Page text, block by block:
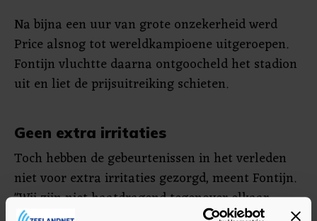
Na bijna een uur van grote onzekerheid werd
Price alsnog tot wereldkampioene uitgeroepen.
Fontijn vluchtte daarna ontgoocheld het stadion
uit en liet de prijsuitreiking schieten.
Geen extra irritaties
Toch hebben de gebeurtenissen in het verleden
niet voor extra irritaties gezorgd, meent Fontijn.
"Wij zijn niet haatdragend tegenover elkaar,